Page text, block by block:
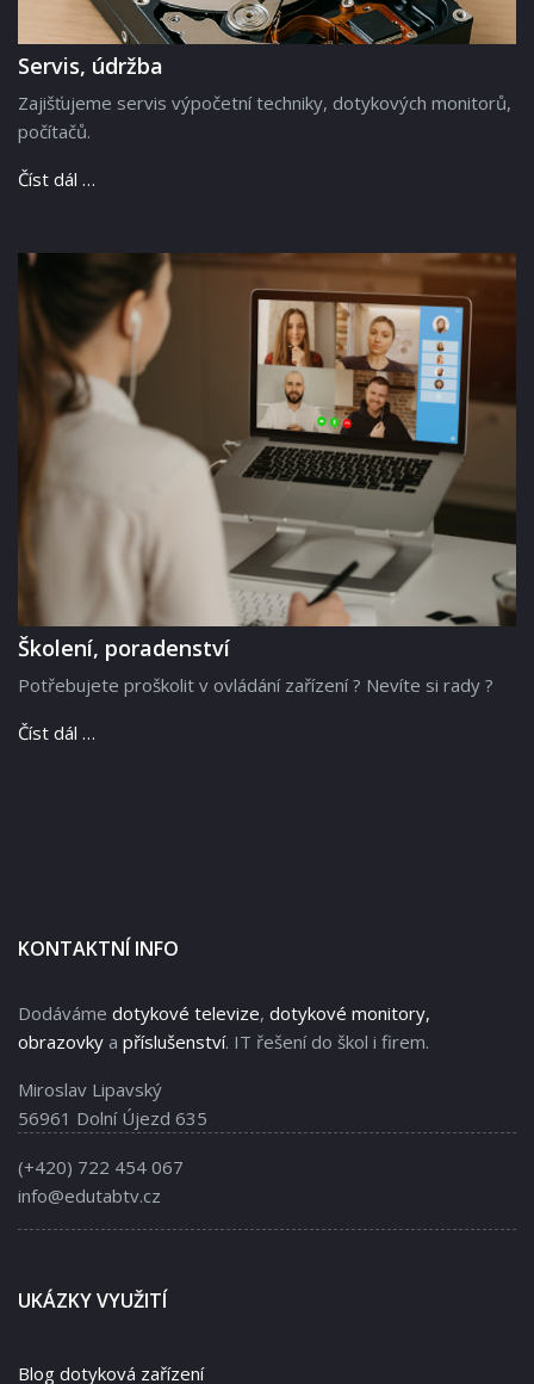
Servis, údržba
Zajišťujeme servis výpočetní techniky, dotykových monitorů,
počítačů.
Číst dál …
Školení, poradenství
Potřebujete proškolit v ovládání zařízení ? Nevíte si rady ?
Číst dál …
KONTAKTNÍ INFO
Dodáváme dotykové televize, dotykové monitory,
obrazovky a příslušenství. IT řešení do škol i firem.
Miroslav Lipavský
56961 Dolní Újezd 635
(+420) 722 454 067
info@edutabtv.cz
UKÁZKY VYUŽITÍ
Blog dotyková zařízení